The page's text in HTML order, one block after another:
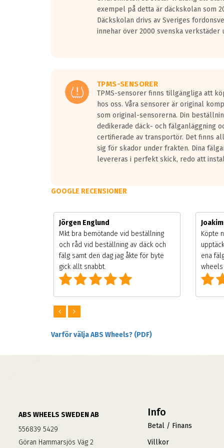
Vid körning i över 50km/h brukar
På däckmärkningen kommer det finnas en
medans de vita vågorna påvisar om det är ett tyst
Ett däck med tre svarta vågor uppnår de
exempel på detta är däckskolan som
Däckskolan drivs av Sveriges
innehar över 2000 svenska verkstäder
TPMS-SENSORER
TPMS-sensorer finns tillgängliga att
hos oss. Våra sensorer är original
som original-sensorerna. Din
dedikerade däck- och fälganläggning
certifierade av transportör. Det finns
sig för skador under frakten. Dina
levereras i perfekt skick, redo att
GOOGLE RECENSIONER
Jörgen Englund
Mkt bra bemötande vid beställning
och råd vid beställning av däck och
fälg samt den dag jag åkte för byte
gick allt snabbt.
Köpte
ena
Varför välja ABS Wheels? (PDF)
ABS WHEELS SWEDEN AB
556839 5429
Göran Hammarsjös Väg 2
Info
Betal / Finans
Villkor